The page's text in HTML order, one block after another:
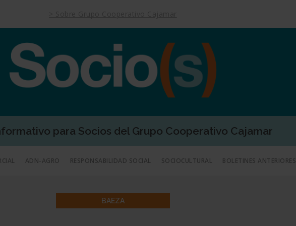
para Socios del Grupo Cooperativo Cajamar
ADN-AGRO RESPONSABILIDAD SOCIAL SOCIOCULTURAL BOLETINES ANTERIORES
BAEZA